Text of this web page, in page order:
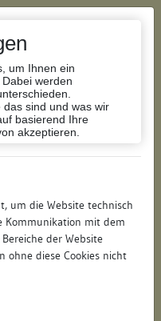
um Ihnen ein
werden
sind und was wir
basierend Ihre
akzeptieren.
um die Website technisch
Kommunikation mit dem
der Website
ohne diese Cookies nicht
Restaurierung
Restaurierung